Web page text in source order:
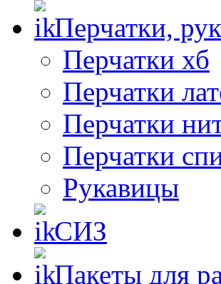
Перчатки,
Перчатки хб
Перчатки
Перчатки
Перчатки
Рукавицы
СИЗ
Пакеты для